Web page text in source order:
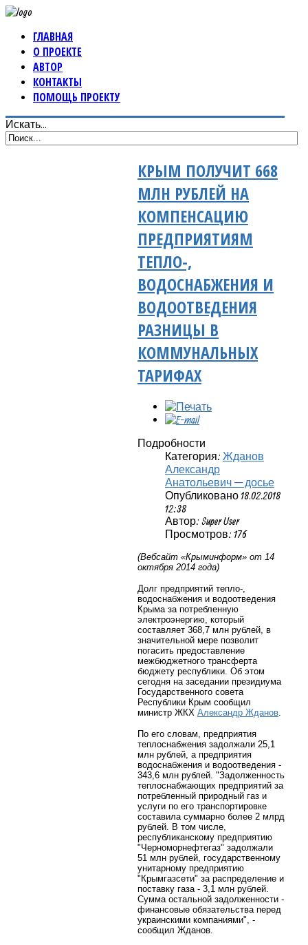
ГЛАВНАЯ
О ПРОЕКТЕ
АВТОР
КОНТАКТЫ
ПОМОЩЬ ПРОЕКТУ
Искать...
КРЫМ ПОЛУЧИТ 668
МЛН РУБЛЕЙ НА
КОМПЕНСАЦИЮ
ПРЕДПРИЯТИЯМ
ТЕПЛО-,
ВОДОСНАБЖЕНИЯ И
ВОДООТВЕДЕНИЯ
РАЗНИЦЫ В
КОММУНАЛЬНЫХ
ТАРИФАХ
Подробности
Категория: Жданов
Александр
Анатольевич — досье
Опубликовано 18.02.2018
12:38
Автор: Super User
Просмотров: 176
(Вебсайт «Крыминформ» от 14
октября 2014 года)
Долг предприятий тепло-,
водоснабжения и водоотведения
Крыма за потребленную
электроэнергию, который
составляет 368,7 млн рублей, в
значительной мере позволит
погасить предоставление
межбюджетного трансферта
бюджету республики. Об этом
сегодня на заседании президиума
Государственного совета
Республики Крым сообщил
министр ЖКХ Александр Жданов
По его словам, предприятия
теплоснабжения задолжали 25,1
млн рублей, а предприятия
водоснабжения и водоотведения -
343,6 млн рублей. "Задолженность
теплоснабжающих предприятий за
потребленный природный газ и
услуги по его транспортировке
составила суммарно более 2 млрд
рублей. В том числе,
республиканскому предприятию
"Черноморнефтегаз" задолжали
51 млн рублей, государственному
унитарному предприятию
"Крымгазсети" за распределение и
поставку газа - 3,1 млн рублей.
Сумма остальной задолженности -
финансовые обязательства перед
украинскими компаниями", -
сообщил Жданов.